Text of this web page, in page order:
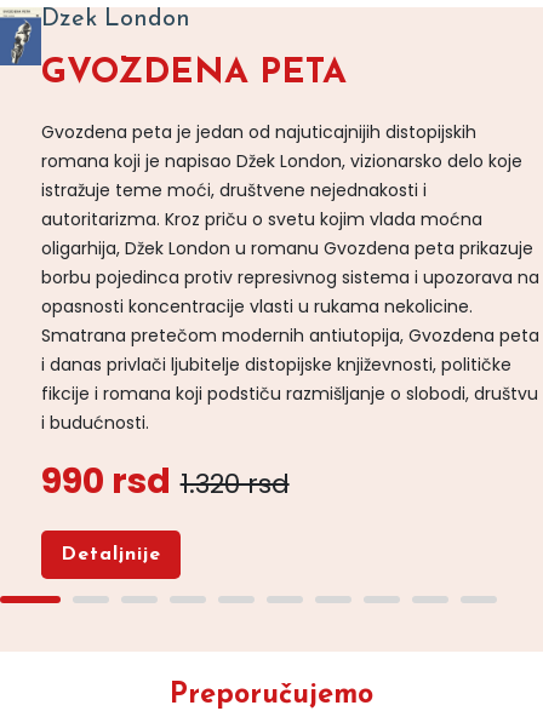
Dzek London
GVOZDENA PETA
Gvozdena peta je jedan od najuticajnijih distopijskih
romana koji je napisao Džek London, vizionarsko delo koje
istražuje teme moći, društvene nejednakosti i
autoritarizma. Kroz priču o svetu kojim vlada moćna
oligarhija, Džek London u romanu Gvozdena peta prikazuje
borbu pojedinca protiv represivnog sistema i upozorava na
opasnosti koncentracije vlasti u rukama nekolicine.
Smatrana pretečom modernih antiutopija, Gvozdena peta
i danas privlači ljubitelje distopijske književnosti, političke
fikcije i romana koji podstiču razmišljanje o slobodi, društvu
i budućnosti.
990 rsd 1.320 rsd
Detaljnije
Preporučujemo